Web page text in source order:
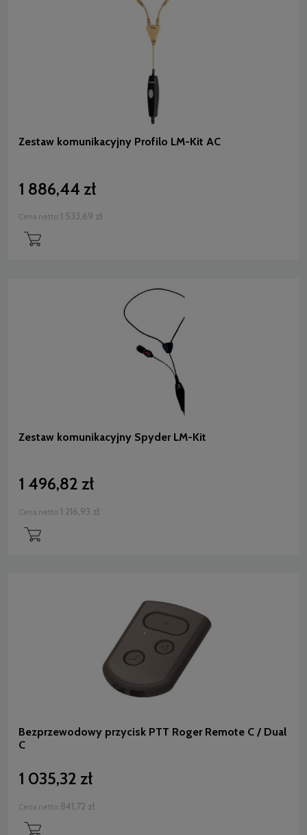
Zestaw komunikacyjny Profilo LM-Kit AC
1 886,44 zł
Cena netto: 1 533,69 zł
Zestaw komunikacyjny Spyder LM-Kit
1 496,82 zł
Cena netto: 1 216,93 zł
Bezprzewodowy przycisk PTT Roger Remote C / Dual
C
1 035,32 zł
Cena netto: 841,72 zł